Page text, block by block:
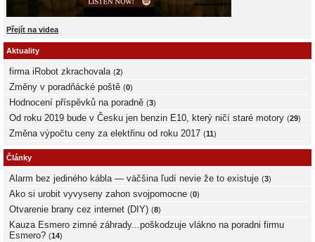
Přejít na videa
Aktuality
firma iRobot zkrachovala (2)
Změny v poradňácké poště (0)
Hodnocení příspěvků na poradně (3)
Od roku 2019 bude v Česku jen benzin E10, který ničí staré motory (29)
Změna výpočtu ceny za elektřinu od roku 2017 (11)
Články
Alarm bez jediného kábla — väčšina ľudí nevie že to existuje (3)
Ako si urobit vyvyseny zahon svojpomocne (0)
Otvarenie brany cez internet (DIY) (8)
Kauza Esmero zimné záhrady...poškodzuje vlákno na poradni firmu
Esmero? (14)